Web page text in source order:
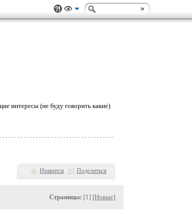
интересы (не буду говорить какие)
Нравится Поделиться
Страницы: [1] [Новые]